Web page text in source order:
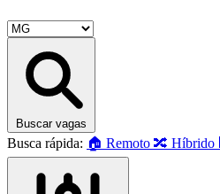
Buscar vagas
Busca rápida: 🏠 Remoto 🔀 Híbrido